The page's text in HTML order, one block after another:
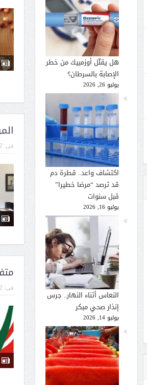
فى:
فى:
هل يقلّل أوزمبيك من خطر
الإصابة بالسرطان؟
يوليو 26, 2026
اكتشاف واعد.. قطرة دم
قد ترصد “مرضا خطيرا”
قبل سنوات
يوليو 16, 2026
النعاس أثناء النهار.. جرس
إنذار صحي مبكر
يوليو 14, 2026